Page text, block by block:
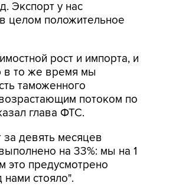
Экспорт у нас
целом положительное
рост и импорта, и
в то же время мы
таможенного
потоком по
глава ФТС.
девять месяцев
на 33%: мы на 1
это предусмотрено
стояло".